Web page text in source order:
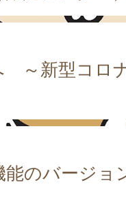
～新型コロ
能のバージョ